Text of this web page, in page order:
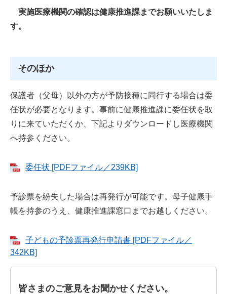
実施医療機関の確認は健康推進課までお願いいたしま
す。
そのほか
保護者（父母）以外の方が予防接種に同行する場合は委
任状が必要となります。事前に健康推進課に委任状を取
りに来ていただくか、下記よりダウンロードし医療機関
へ持参ください。
委任状 [PDFファイル／239KB]
予診票を紛失した場合は再発行が可能です。母子健康手
帳を持参のうえ、健康推進課窓口までお越しください。
子どもの予診票再発行申請書 [PDFファイル／
342KB]
皆さまのご意見をお聞かせください。